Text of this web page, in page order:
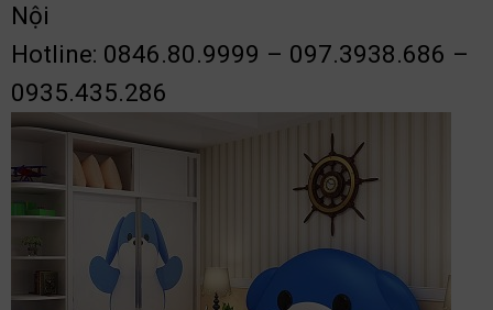
Nội
Hotline: 0846.80.9999 – 097.3938.686 –
0935.435.286